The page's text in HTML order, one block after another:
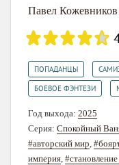
Павел Кожевников
ПОПАДАНЦЫ
БОЕВОЕ ФЭНТЕЗИ
Год выхода: 2025
Серия: Спокойный
#авторский мир,
империя, #становление